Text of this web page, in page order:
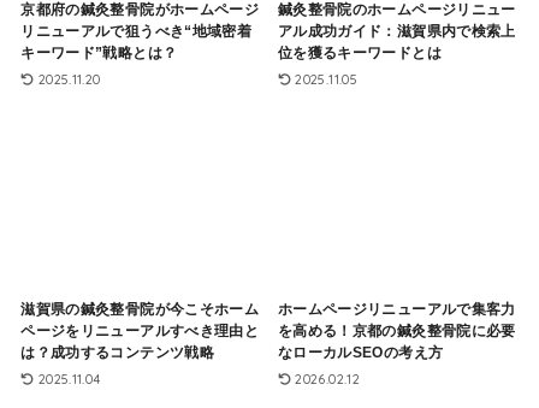
京都府の鍼灸整骨院がホームページ
リニューアルで狙うべき“地域密着
キーワード”戦略とは？
2025.11.20
鍼灸整骨院のホームページリニュー
アル成功ガイド：滋賀県内で検索上
位を獲るキーワードとは
2025.11.05
滋賀県の鍼灸整骨院が今こそホーム
ページをリニューアルすべき理由と
は？成功するコンテンツ戦略
2025.11.04
ホームページリニューアルで集客力
を高める！京都の鍼灸整骨院に必要
なローカルSEOの考え方
2026.02.12